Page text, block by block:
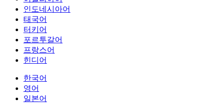
인도네시아어
태국어
터키어
포르투갈어
프랑스어
힌디어
한국어
영어
일본어